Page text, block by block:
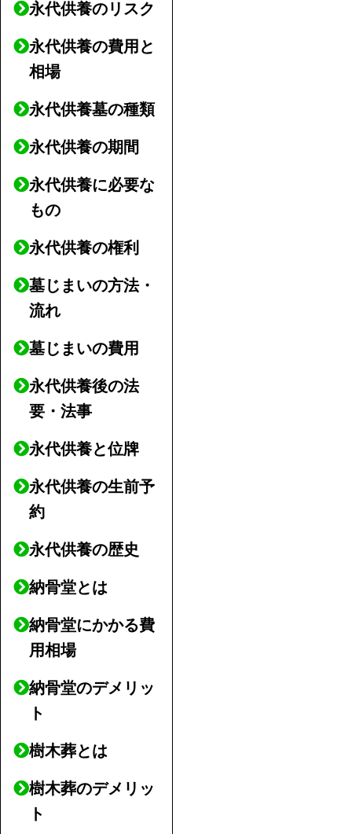
永代供養のリスク
永代供養の費用と
相場
永代供養墓の種類
永代供養の期間
永代供養に必要な
もの
永代供養の権利
墓じまいの方法・
流れ
墓じまいの費用
永代供養後の法
要・法事
永代供養と位牌
永代供養の生前予
約
永代供養の歴史
納骨堂とは
納骨堂にかかる費
用相場
納骨堂のデメリッ
ト
樹木葬とは
樹木葬のデメリッ
ト